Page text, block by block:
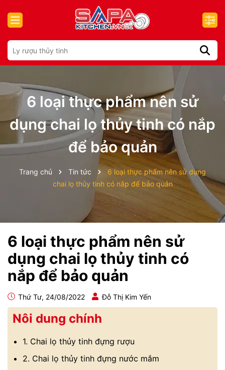
6 loại thực phẩm nên sử
dụng chai lọ thủy tinh có nắp
để bảo quản
Trang chủ Tin tức
6 loại thực phẩm nên sử dụng
chai lọ thủy tinh có nắp để bảo quản
6 loại thực phẩm nên sử
dụng chai lọ thủy tinh có
nắp để bảo quản
Thứ Tư, 24/08/2022 Đỗ Thị Kim Yến
Nôi dung chính
1. Chai lọ thủy tinh đựng rượu
2. Chai lọ thủy tinh đựng nước mắm